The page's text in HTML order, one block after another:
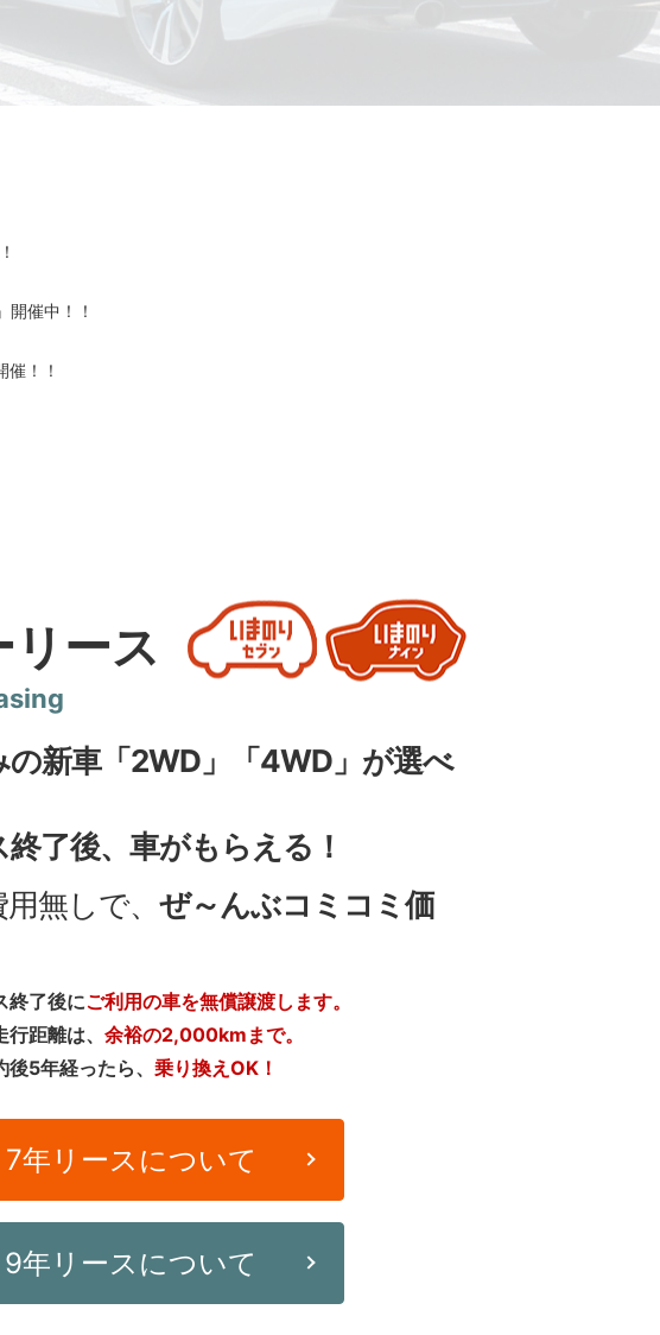
催中！！
！！
中！！
ーン 実施中！！
リース
の新車「2WD」「4WD」が選べ
終了後、車がもらえる！
無しで、 ぜ～んぶコミコミ価
終了後にご利用の車を無償譲渡します。
行距離は、 余裕の2,000kmまで。
後5年経ったら、 乗り換えOK！
7年リースについて
9年リースについて